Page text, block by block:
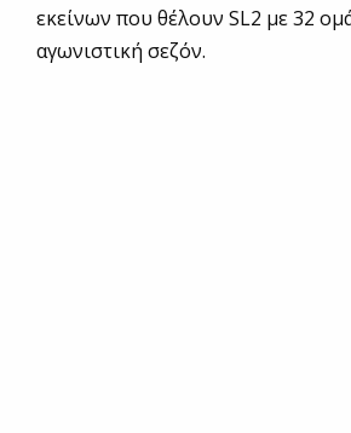
εκείνων που θέλουν SL2 με 32
αγωνιστική σεζόν.